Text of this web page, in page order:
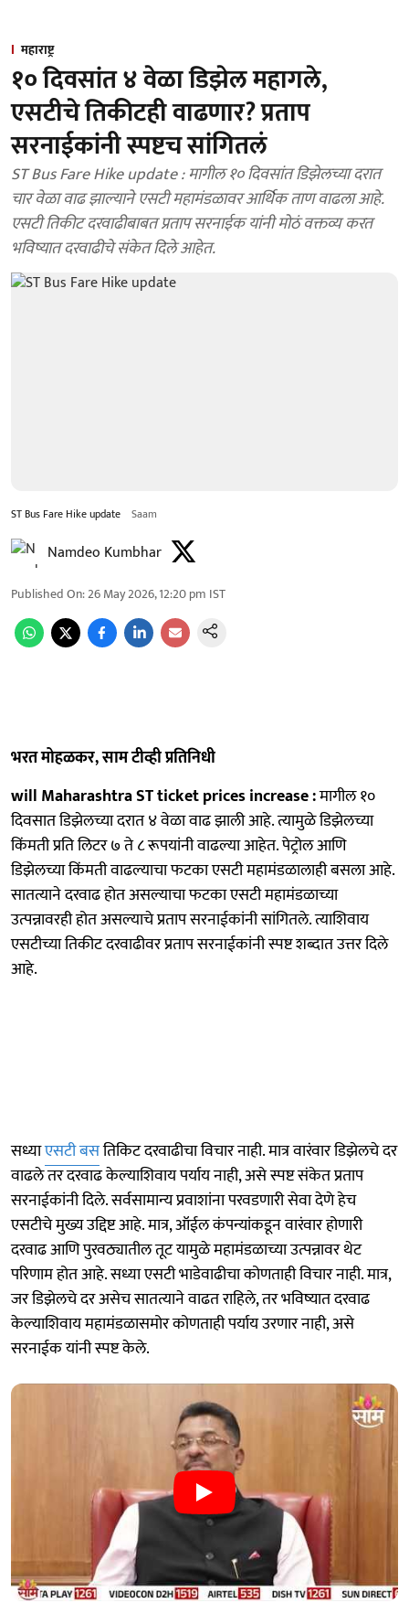
महाराष्ट्र
१० दिवसांत ४ वेळा डिझेल महागले,
एसटीचे तिकीटही वाढणार? प्रताप
सरनाईकांनी स्पष्टच सांगितलं
ST Bus Fare Hike update : मागील १० दिवसांत डिझेलच्या दरात
चार वेळा वाढ झाल्याने एसटी महामंडळावर आर्थिक ताण वाढला आहे.
एसटी तिकीट दरवाढीबाबत प्रताप सरनाईक यांनी मोठं वक्तव्य करत
भविष्यात दरवाढीचे संकेत दिले आहेत.
ST Bus Fare Hike update Saam
Namdeo Kumbhar
Published On:26 May 2026, 12:20 pm IST
भरत मोहळकर, साम टीव्ही प्रतिनिधी
will Maharashtra ST ticket prices increase :मागील १०
दिवसात डिझेलच्या दरात ४ वेळा वाढ झाली आहे. त्यामुळे डिझेलच्या
किंमती प्रति लिटर ७ ते ८ रूपयांनी वाढल्या आहेत. पेट्रोल आणि
डिझेलच्या किंमती वाढल्याचा फटका एसटी महामंडळालाही बसला आहे.
सातत्याने दरवाढ होत असल्याचा फटका एसटी महामंडळाच्या
उत्पन्नावरही होत असल्याचे प्रताप सरनाईकांनी सांगितले. त्याशिवाय
एसटीच्या तिकीट दरवाढीवर प्रताप सरनाईकांनी स्पष्ट शब्दात उत्तर दिले
आहे.
सध्याएसटी बसतिकिट दरवाढीचा विचार नाही. मात्र वारंवार डिझेलचे दर
वाढले तर दरवाढ केल्याशिवाय पर्याय नाही, असे स्पष्ट संकेत प्रताप
सरनाईकांनी दिले. सर्वसामान्य प्रवाशांना परवडणारी सेवा देणे हेच
एसटीचे मुख्य उद्दिष्ट आहे. मात्र, ऑईल कंपन्यांकडून वारंवार होणारी
दरवाढ आणि पुरवठ्यातील तूट यामुळे महामंडळाच्या उत्पन्नावर थेट
परिणाम होत आहे. सध्या एसटी भाडेवाढीचा कोणताही विचार नाही. मात्र,
जर डिझेलचे दर असेच सातत्याने वाढत राहिले, तर भविष्यात दरवाढ
केल्याशिवाय महामंडळासमोर कोणताही पर्याय उरणार नाही, असे
सरनाईक यांनी स्पष्ट केले.